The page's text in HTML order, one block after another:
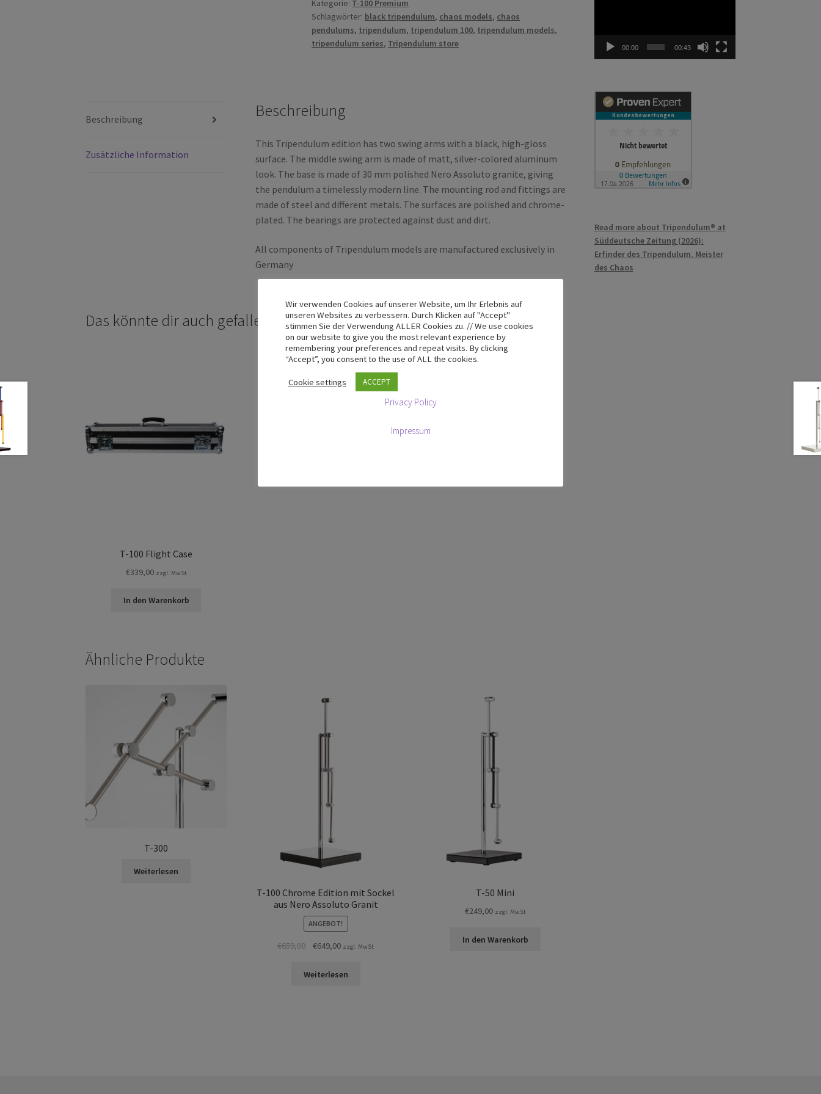
Nero
Assoluto
granite
Kategorie: T-100 Premium
Schlagwörter: black tripendulum, chaos models, chaos
pendulums, tripendulum, tripendulum 100, tripendulum models,
tripendulum series, Tripendulum store
Beschreibung
Zusätzliche Information
Beschreibung
This Tripendulum edition has two swing arms with a black, high-gloss
surface. The middle swing arm is made of matt, silver-colored aluminum
look. The base is made of 30 mm polished Nero Assoluto granite, giving
the pendulum a timelessly modern line. The mounting rod and fittings are
made of steel and different metals. The surfaces are polished and chrome-
plated. The bearings are protected against dust and dirt.
All components of Tripendulum models are manufactured exclusively in
Germany
Das könnte dir auch gefallen …
T-100 Flight Case
€339,00 zzgl. MwSt
In den Warenkorb
Ähnliche Produkte
T-300
Weiterlesen
T-100 Chrome Edition mit Sockel
aus Nero Assoluto Granit
ANGEBOT!
€659,00
Ursprünglicher
war:
€649,00Aktueller
ist:
zzgl. MwSt
Weiterlesen
T-50 Mini
€249,00 zzgl. MwSt
In den Warenkorb
00:00 00:43
Read more about Tripendulum® at
Süddeutsche Zeitung (2026):
Erfinder des Tripendulum. Meister
des Chaos
Wir verwenden Cookies auf unserer Website, um Ihr Erlebnis auf
unseren Websites zu verbessern. Durch Klicken auf "Accept"
stimmen Sie der Verwendung ALLER Cookies zu. // We use cookies
on our website to give you the most relevant experience by
remembering your preferences and repeat visits. By clicking
“Accept”, you consent to the use of ALL the cookies.
Cookie settings ACCEPT
Privacy Policy
Impressum